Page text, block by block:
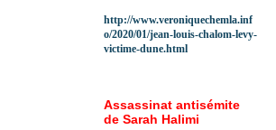
http://www.veroniquechemla.inf
o/2020/01/jean-louis-chalom-levy-
victime-dune.html
Assassinat antisémite
de Sarah Halimi